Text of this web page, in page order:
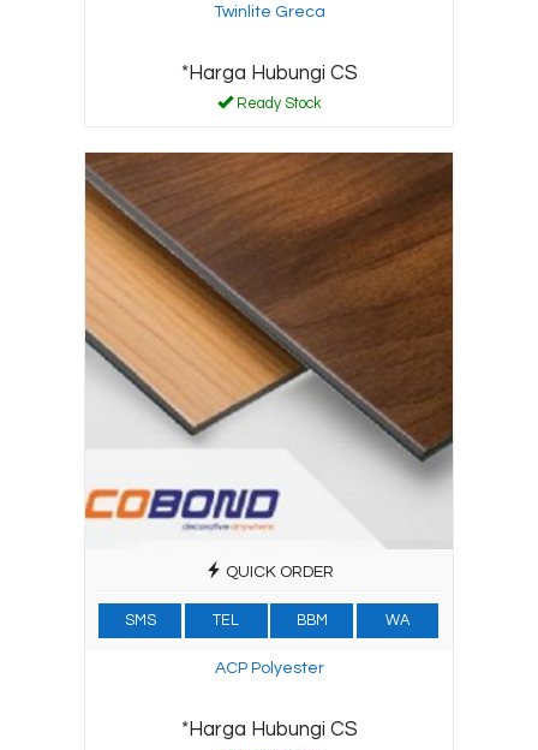
Twinlite Greca
*Harga Hubungi CS
Ready Stock
QUICK ORDER
SMS TEL BBM WA
ACP Polyester
*Harga Hubungi CS